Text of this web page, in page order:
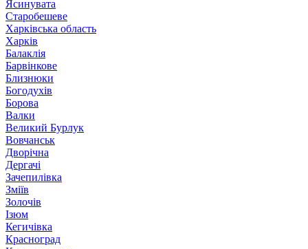
Ясинувата
Старобешеве
Харківська область
Харків
Балаклія
Барвінкове
Близнюки
Богодухів
Борова
Валки
Великий Бурлук
Вовчанськ
Дворічна
Дергачі
Зачепилівка
Зміїв
Золочів
Ізюм
Кегичівка
Красноград